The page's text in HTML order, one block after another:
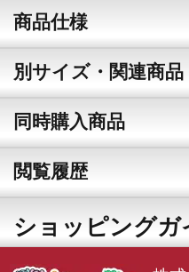
商品仕様
別サイズ・関連商品
同時購入商品
閲覧履歴
ショッピングガ